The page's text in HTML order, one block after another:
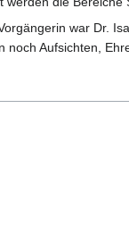
war Dr.
Aufsichten,